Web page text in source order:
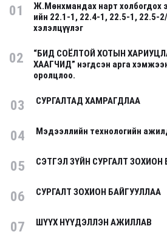
01
Ж.Мөнхмандах нарт холбогдох
ийн 22.1-1, 22.4-1, 22.5-1, 22.5-
хэлэлцүүлэг
02
“БИД СОЁЛТОЙ ХОТЫН
ХААГЧИД” нэгдсэн арга
оролцлоо.
03 СУРГАЛТАД ХАМРАГДЛАА
04 Мэдээллийн технологийн
05 СЭТГЭЛ ЗҮЙН СУРГАЛТ ЗОХИОН
06 СУРГАЛТ ЗОХИОН БАЙГУУЛЛАА
07 ШҮҮХ НҮҮДЭЛЛЭН АЖИЛЛАВ